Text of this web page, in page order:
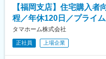
業
・社内住宅営業との関係
化
■組織構成：
金融部門に所属し、住宅
進します。
【福岡支店】住宅購入
程／年休120日／プライ
タマホーム株式会社
正社員 上場企業